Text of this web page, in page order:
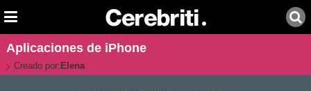
Aplicaciones de iPhone
Creado por: Elena